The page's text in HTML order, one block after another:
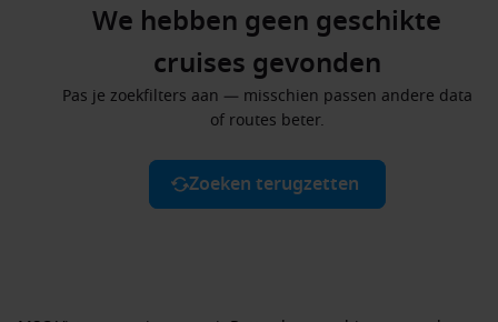
We hebben geen geschikte
cruises gevonden
Pas je zoekfilters aan — misschien passen andere data
of routes beter.
Zoeken terugzetten